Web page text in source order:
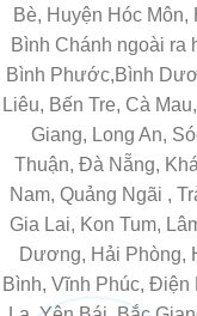
Bè, Huyện Hóc
Bình Chánh ngoài ra
Bình Phước,Bình
Liêu, Bến Tre, Cà
Giang, Long An,
Thuận, Đà Nẵng,
Nam, Quảng Ngãi ,
Gia Lai, Kon Tum,
Dương, Hải Phòng,
Bình, Vĩnh Phúc, Điện